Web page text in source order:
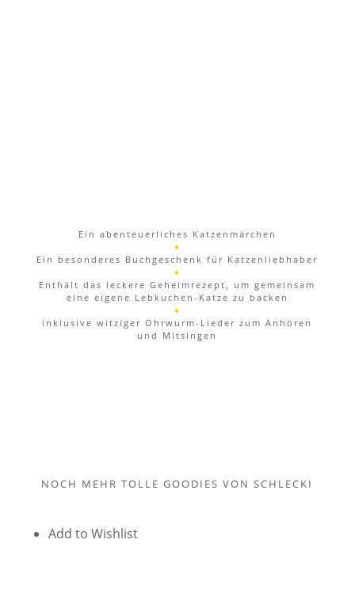
Ein abenteuerliches Katzenmärchen
♦
Ein besonderes Buchgeschenk für Katzenliebhaber
♦
Enthält das leckere Geheimrezept, um gemeinsam
eine eigene Lebkuchen-Katze zu backen
♦
inklusive witziger Ohrwurm-Lieder zum Anhören
und Mitsingen
NOCH MEHR TOLLE GOODIES VON SCHLECKI
Add to Wishlist